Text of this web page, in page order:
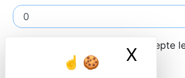
X
En cochant cette case, j'accepte
particulières ci-dessous **